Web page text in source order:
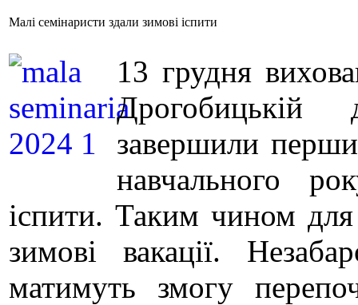
Малі семінаристи здали зимові іспити
13 грудня
Дрогобицькій
завершили
навчального
іспити. Таким чином для
зимові вакації.
матимуть змогу